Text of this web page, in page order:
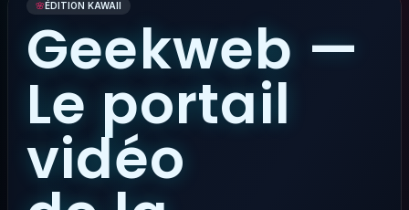
🌸ÉDITION KAWAII
Geekweb —
Le portail
vidéo